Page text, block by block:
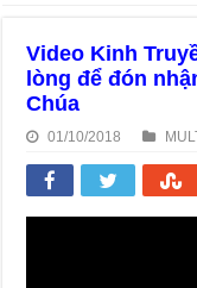
Video Kinh
lòng để đón
Chúa
01/10/2018